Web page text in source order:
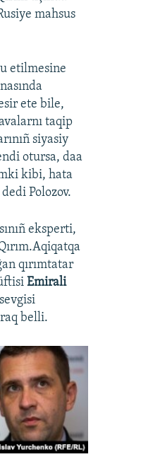
mahsus
etilmesine
ete bile,
taqip
siyasiy
otursa, daa
kibi, hata
Polozov.
eksperti,
qırımtatar
Emirali
belli.